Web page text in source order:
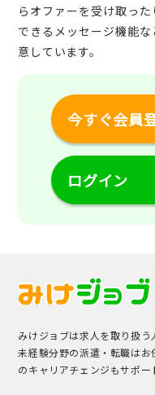
らオファーを受け取っ
できるメッセージ機能
意しています。
今すぐ会員
ログイン
みけジョブは求人を取り扱う
未経験分野の派遣・転職は
のキャリアチェンジもサポー